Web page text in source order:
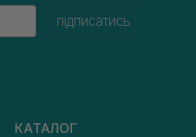
підписатись
КАТАЛОГ